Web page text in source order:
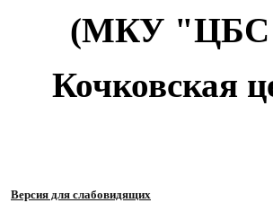
(МКУ "ЦБС
Кочковская
Версия для слабовидящих